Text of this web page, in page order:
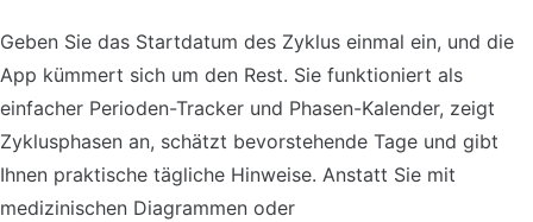
Geben Sie das Startdatum des Zyklus einmal ein, und die
App kümmert sich um den Rest. Sie funktioniert als
einfacher Perioden-Tracker und Phasen-Kalender, zeigt
Zyklusphasen an, schätzt bevorstehende Tage und gibt
Ihnen praktische tägliche Hinweise. Anstatt Sie mit
medizinischen Diagrammen oder